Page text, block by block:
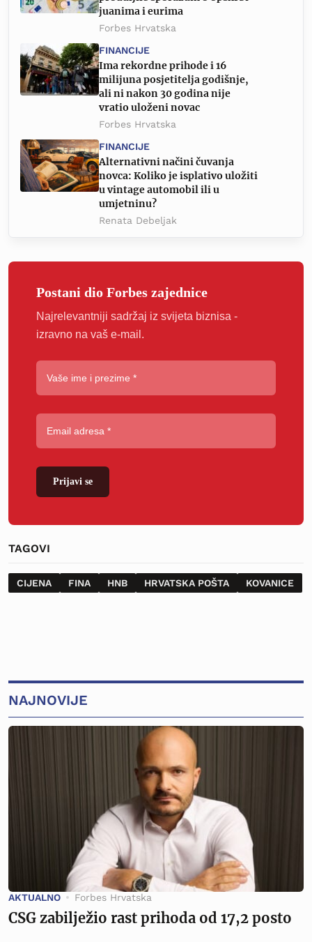
juanima i eurima
Forbes Hrvatska
FINANCIJE
Ima rekordne prihode i 16
milijuna posjetitelja godišnje,
ali ni nakon 30 godina nije
vratio uloženi novac
Forbes Hrvatska
FINANCIJE
Alternativni načini čuvanja
novca: Koliko je isplativo uložiti
u vintage automobil ili u
umjetninu?
Renata Debeljak
Postani dio Forbes zajednice
Najrelevantniji sadržaj iz svijeta biznisa -
izravno na vaš e-mail.
Prijavi se
TAGOVI
CIJENA FINA HNB HRVATSKA POŠTA KOVANICE
NAJNOVIJE
AKTUALNO Forbes Hrvatska
CSG zabilježio rast prihoda od 17,2 posto